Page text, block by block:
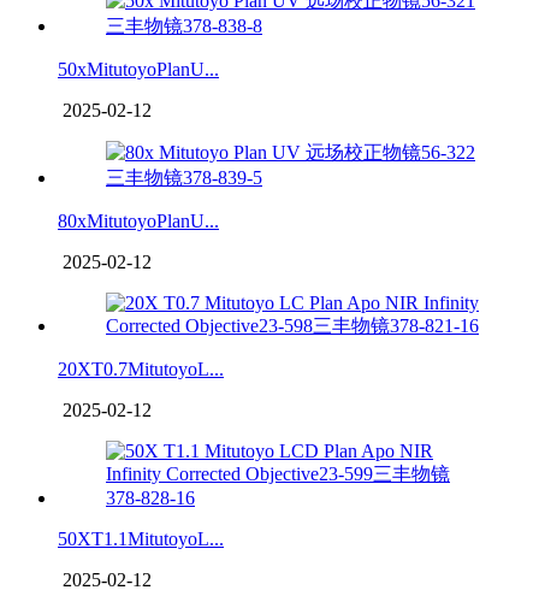
50xMitutoyoPlanU...
2025-02-12
80xMitutoyoPlanU...
2025-02-12
20XT0.7MitutoyoL...
2025-02-12
50XT1.1MitutoyoL...
2025-02-12